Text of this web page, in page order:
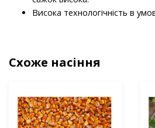
Висока технологічність в
Схоже насіння